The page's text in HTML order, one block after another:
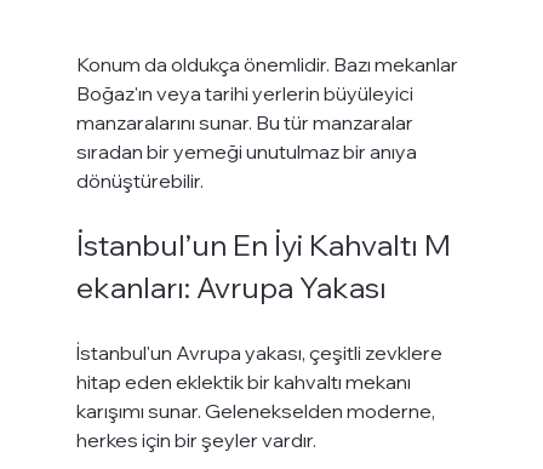
Konum da oldukça önemlidir. Bazı mekanlar
Boğaz'ın veya tarihi yerlerin büyüleyici
manzaralarını sunar. Bu tür manzaralar
sıradan bir yemeği unutulmaz bir anıya
dönüştürebilir.
İstanbul’un En İyi Kahvaltı M
ekanları: Avrupa Yakası
İstanbul'un Avrupa yakası, çeşitli zevklere
hitap eden eklektik bir kahvaltı mekanı
karışımı sunar. Gelenekselden moderne,
herkes için bir şeyler vardır.